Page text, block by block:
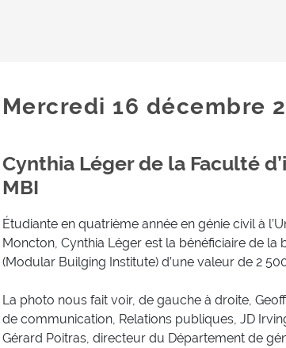
Mercredi 16 décembre
Cynthia Léger de la Faculté
MBI
Étudiante en quatrième année en génie civil à
Moncton, Cynthia Léger est la bénéficiaire de la
(Modular Builging Institute) d’une valeur de 2
La photo nous fait voir, de gauche à droite,
de communication, Relations publiques, JD
Gérard Poitras, directeur du Département de